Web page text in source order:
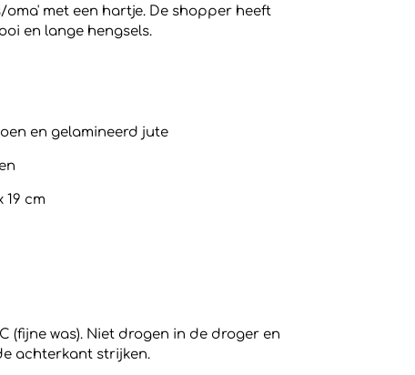
met een hartje. De shopper heeft
en lange hengsels.
en gelamineerd jute
19 cm
C (fijne was). Niet drogen in de droger en
achterkant strijken.